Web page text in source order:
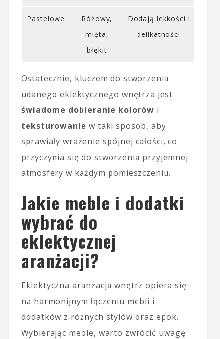
Pastelowe
Różowy,
mięta,
błękit
Dodają lekkości i
delikatności
Ostatecznie, kluczem do stworzenia
udanego eklektycznego wnętrza jest
świadome dobieranie kolorów i
teksturowanie w taki sposób, aby
sprawiały wrażenie spójnej całości, co
przyczynia się do stworzenia przyjemnej
atmosfery w każdym pomieszczeniu.
Jakie meble i dodatki
wybrać do
eklektycznej
aranżacji?
Eklektyczna aranżacja wnętrz opiera się
na harmonijnym łączeniu mebli i
dodatków z różnych stylów oraz epok.
Wybierając meble, warto zwrócić uwagę